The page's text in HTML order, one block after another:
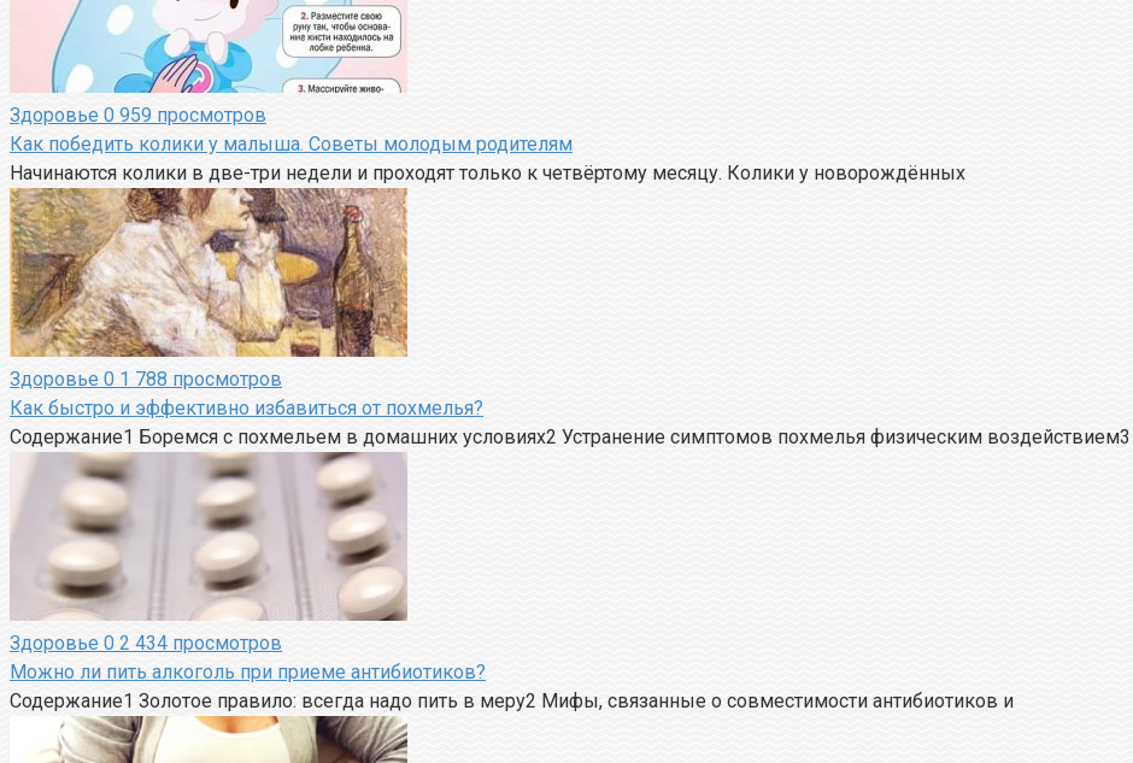
Здоровье 0 959 просмотров
Как победить колики у малыша. Советы молодым родителям
Начинаются колики в две-три недели и проходят только к четвёртому месяцу. Колики у новорождённых
Здоровье 0 1 788 просмотров
Как быстро и эффективно избавиться от похмелья?
Содержание1 Боремся с похмельем в домашних условиях2 Устранение симптомов похмелья физическим
Здоровье 0 2 434 просмотров
Можно ли пить алкоголь при приеме антибиотиков?
Содержание1 Золотое правило: всегда надо пить в меру2 Мифы, связанные о совместимости антибиотиков и